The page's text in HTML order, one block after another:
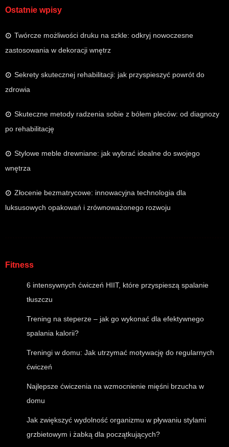
Ostatnie wpisy
Twórcze możliwości druku na szkle: odkryj nowoczesne
zastosowania w dekoracji wnętrz
Sekrety skutecznej rehabilitacji: jak przyspieszyć powrót do
zdrowia
Skuteczne metody radzenia sobie z bólem pleców: od diagnozy
po rehabilitację
Stylowe meble drewniane: jak wybrać idealne do swojego
wnętrza
Złocenie bezmatrycowe: innowacyjna technologia dla
luksusowych opakowań i zrównoważonego rozwoju
Fitness
6 intensywnych ćwiczeń HIIT, które przyspieszą spalanie
tłuszczu
Trening na steperze – jak go wykonać dla efektywnego
spalania kalorii?
Treningi w domu: Jak utrzymać motywację do regularnych
ćwiczeń
Najlepsze ćwiczenia na wzmocnienie mięśni brzucha w
domu
Jak zwiększyć wydolność organizmu w pływaniu stylami
grzbietowym i żabką dla początkujących?